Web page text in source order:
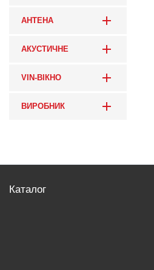
АНТЕНА
АКУСТИЧНЕ
VIN-ВІКНО
ВИРОБНИК
Каталог